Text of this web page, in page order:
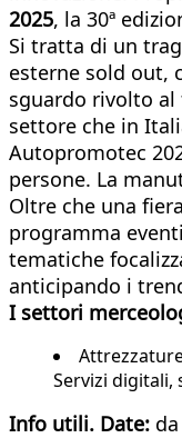
2025, la 30ª
Si tratta di un
esterne sold out,
sguardo rivolto al
settore che in
Autopromotec
persone. La
Oltre che una
programma
tematiche
anticipando i
I settori
Servizi digitali,
Info utili. Date: da